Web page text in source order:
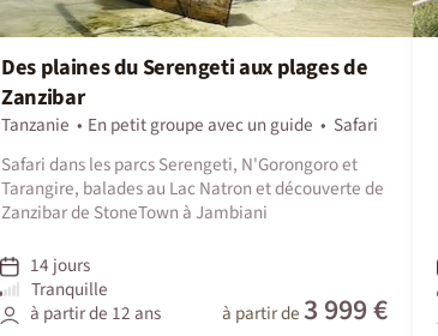
Des plaines du Serengeti aux plages de
Zanzibar
Tanzanie En petit groupe avec un guide
Safari
Safari dans les parcs Serengeti, N'Gorongoro et
Tarangire, balades au Lac Natron et découverte de
Zanzibar de StoneTown à Jambiani
14 jours
Tranquille
à partir de 12 ans
à partir de 3 999 €